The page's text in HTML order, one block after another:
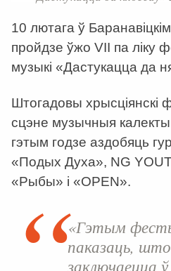
10 лютага ў
пройдзе ўжо VII па ліку
музыкі «Дастукацца да
Штогадовы хрысціянскі
сцэне музычныя
гэтым годзе аздобяць
«Подых Духа», NG
«Рыбы» і «OPEN».
«Гэтым
паказаць, што
заключаецца